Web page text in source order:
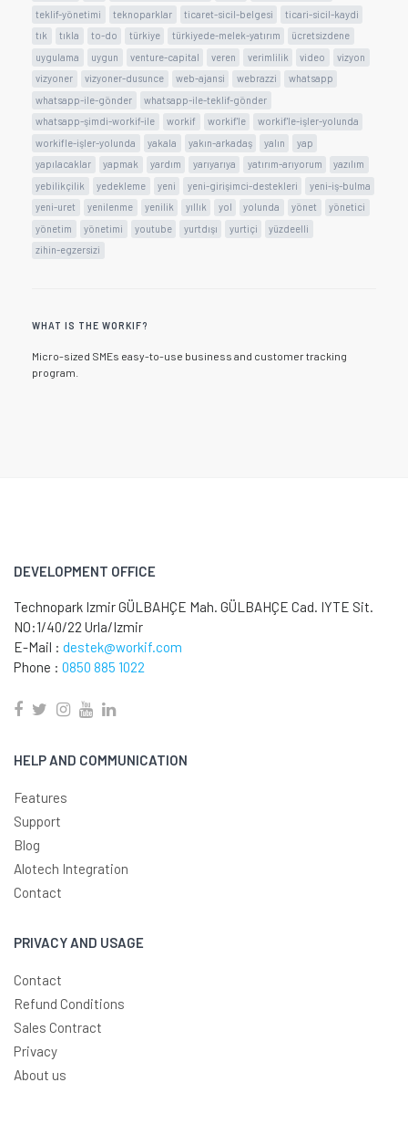
teklif-yönetimi
teknoparklar ticaret-sicil-belgesi
ticari-sicil-kaydi
tık
tıkla to-do türkiye türkiyede-melek-yatırım
ücretsizdene
uygulama
uygun venture-capital veren verimlilik video
vizyon
vizyoner
vizyoner-dusunce web-ajansi webrazzi
whatsapp
whatsapp-ile-gönder
whatsapp-ile-teklif-gönder
whatsapp-şimdi-workif-ile
workif workif'le
workif'le-işler-yolunda
workifle-işler-yolunda
yakala yakın-arkadaş yalın
yap
yapılacaklar
yapmak yardım yarıyarıya yatırım-arıyorum
yazılım
yebilikçilik
yedekleme yeni yeni-girişimci-destekleri
yeni-iş-bulma
yeni-uret
yenilenme yenilik yıllık yol yolunda yönet
yönetici
yönetim
yönetimi youtube yurtdışı yurtiçi
yüzdeelli
zihin-egzersizi
WHAT IS THE WORKIF?
Micro-sized SMEs easy-to-use business and customer tracking
program.
DEVELOPMENT OFFICE
Technopark Izmir GÜLBAHÇE Mah. GÜLBAHÇE Cad. IYTE Sit.
NO:1/40/22 Urla/Izmir
E-Mail : destek@workif.com
Phone : 0850 885 1022
HELP AND COMMUNICATION
Features
Support
Blog
Alotech Integration
Contact
PRIVACY AND USAGE
Contact
Refund Conditions
Sales Contract
Privacy
About us